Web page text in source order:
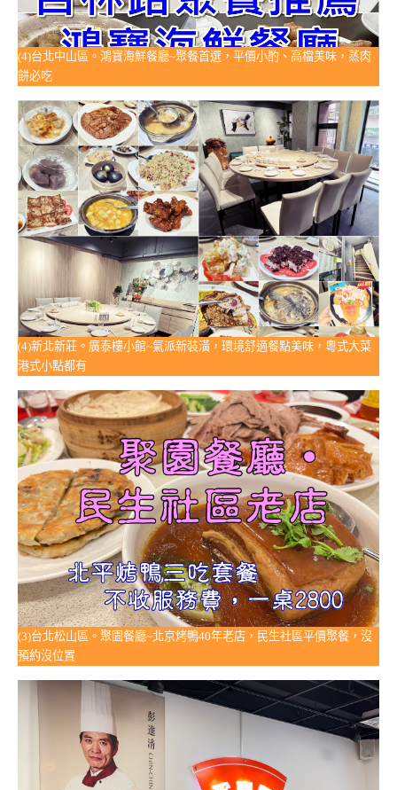
(4)台北中山區。鴻寶海鮮餐廳~聚餐首選，平價小酌、高檔美味，蒸肉
餅必吃
(4)新北新莊。廣泰樓小館~氣派新裝潢，環境舒適餐點美味，粵式大菜
港式小點都有
(3)台北松山區。聚園餐廳~北京烤鴨40年老店，民生社區平價聚餐，沒
預約沒位置